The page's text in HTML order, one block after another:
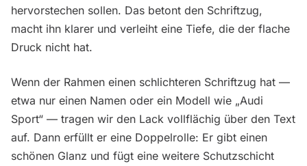
hervorstechen sollen. Das betont den Schriftzug,
macht ihn klarer und verleiht eine Tiefe, die der flache
Druck nicht hat.
Wenn der Rahmen einen schlichteren Schriftzug hat —
etwa nur einen Namen oder ein Modell wie „Audi
Sport“ — tragen wir den Lack vollflächig über den Text
auf. Dann erfüllt er eine Doppelrolle: Er gibt einen
schönen Glanz und fügt eine weitere Schutzschicht